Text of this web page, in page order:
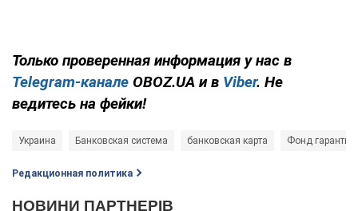
Только проверенная информация у нас в
Telegram-канале OBOZ.UA и в Viber. Не
ведитесь на фейки!
Украина Банковская система банковская карта Фонд
Редакционная политика